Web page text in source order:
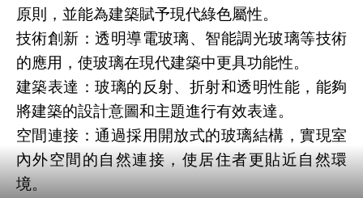
原則，並能為建築賦予現代綠色屬性。
技術創新：透明導電玻璃、智能調光玻璃等技術
的應用，使玻璃在現代建築中更具功能性。
建築表達：玻璃的反射、折射和透明性能，能夠
將建築的設計意圖和主題進行有效表達。
空間連接：通過採用開放式的玻璃結構，實現室
內外空間的自然連接，使居住者更貼近自然環
境。